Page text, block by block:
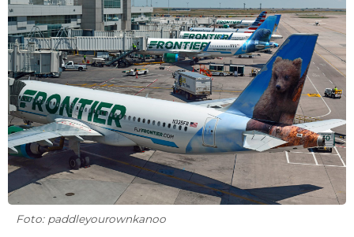
Foto: paddleyourownkanoo